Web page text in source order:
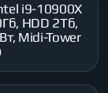
i9-10900X
HDD 2Тб,
Midi-Tower